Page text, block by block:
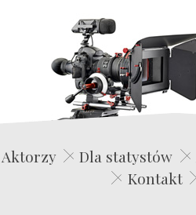
Aktorzy Dla statystów
Kontakt